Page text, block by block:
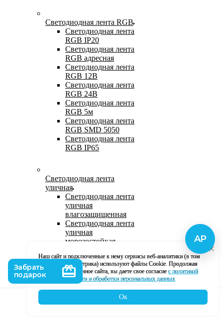
Светодиодная лента RGB
Светодиодная лента
RGB IP20
Светодиодная лента
RGB адресная
Светодиодная лента
RGB 12В
Светодиодная лента
RGB 24В
Светодиодная лента
RGB 5м
Светодиодная лента
RGB SMD 5050
Светодиодная лента
RGB IP65
Светодиодная лента
уличная
Светодиодная лента
уличная
влагозащищенная
Светодиодная лента
уличная
морозостойкая
светодиодная лента
220В
Светодиодная лента
уличная в силиконе
Наш сайт и подключенные к нему сервисы веб-аналитики (в том
числе, Яндекс Метрика) используют файлы Cookie. Продолжая
использование данное сайта, вы даете свое согласие с политикой
кофиденциальности и обработки персональных данных
Ок